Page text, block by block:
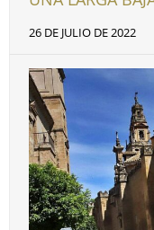
26 DE JULIO DE 2022